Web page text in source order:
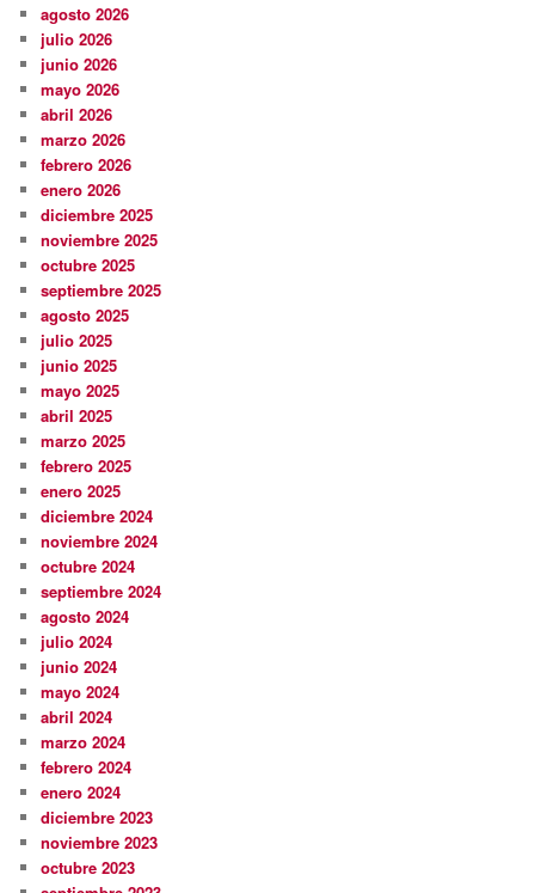
agosto 2026
julio 2026
junio 2026
mayo 2026
abril 2026
marzo 2026
febrero 2026
enero 2026
diciembre 2025
noviembre 2025
octubre 2025
septiembre 2025
agosto 2025
julio 2025
junio 2025
mayo 2025
abril 2025
marzo 2025
febrero 2025
enero 2025
diciembre 2024
noviembre 2024
octubre 2024
septiembre 2024
agosto 2024
julio 2024
junio 2024
mayo 2024
abril 2024
marzo 2024
febrero 2024
enero 2024
diciembre 2023
noviembre 2023
octubre 2023